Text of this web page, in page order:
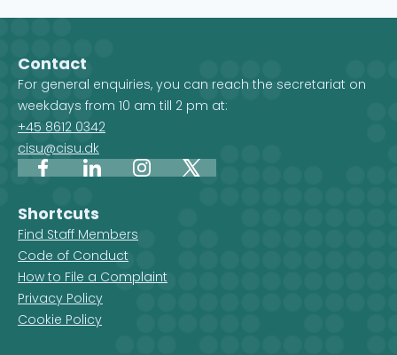
Contact
For general enquiries, you can reach the secretariat on
weekdays from 10 am till 2 pm at:
+45 8612 0342
cisu@cisu.dk
FacebookLinkedInInstagram
X
Shortcuts
Find Staff Members
Code of Conduct
How to File a Complaint
Privacy Policy
Cookie Policy